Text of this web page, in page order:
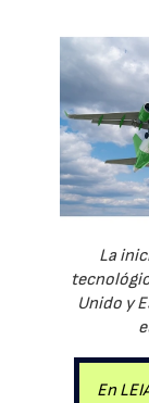
La
Unido y
En